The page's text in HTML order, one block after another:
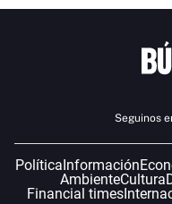
Seguinos
Política Información
AmbienteCultura
Financial times